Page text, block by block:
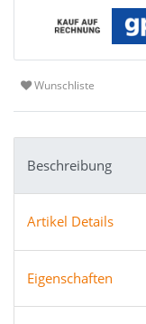
Wunschliste
Beschreibung
Artikel Details
Eigenschaften